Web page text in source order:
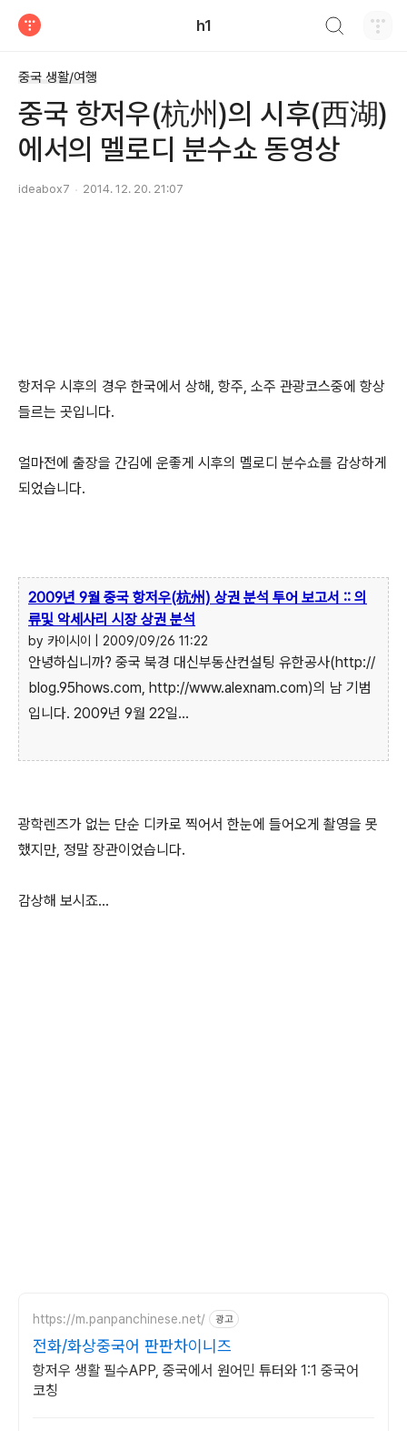
h1
중국 생활/여행
중국 항저우(杭州)의 시후(西湖)
에서의 멜로디 분수쇼 동영상
ideabox7 2014. 12. 20. 21:07
항저우 시후의 경우 한국에서 상해, 항주, 소주 관광코스중에 항상
들르는 곳입니다.
얼마전에 출장을 간김에 운좋게 시후의 멜로디 분수쇼를 감상하게
되었습니다.
2009년 9월 중국 항저우(杭州) 상권 분석 투어 보고서 :: 의
류및 악세사리 시장 상권 분석
by 카이시이 | 2009/09/26 11:22
안녕하십니까? 중국 북경 대신부동산컨설팅 유한공사(http://
blog.95hows.com, http://www.alexnam.com)의 남 기범
입니다. 2009년 9월 22일...
광학렌즈가 없는 단순 디카로 찍어서 한눈에 들어오게 촬영을 못
했지만, 정말 장관이었습니다.
감상해 보시죠...
https://m.panpanchinese.net/ 광고
전화/화상중국어 판판차이니즈
항저우 생활 필수APP, 중국에서 원어민 튜터와 1:1 중국어
코칭